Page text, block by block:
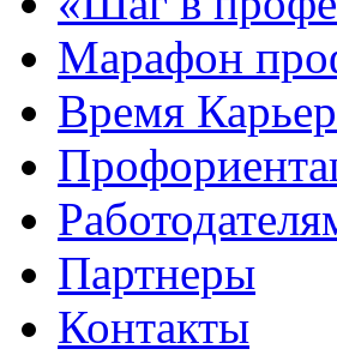
Марафон
Время
Партнеры
Контакты